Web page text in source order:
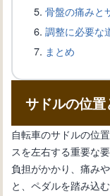
骨盤の痛みと
調整に必要な
まとめ
サドルの位
自転車のサドルの位
スを左右する重要な
負担がかかり、痛み
と、ペダルを踏み込